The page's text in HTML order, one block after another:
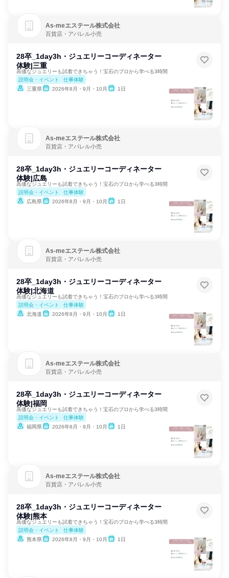
As‐meエステール株式会社
百貨店・アパレル小売
28卒_1day3h・ジュエリーコーディネーター
体験|三重
高価なジュエリーも試着できちゃう！宝石のプロから学べる3時間
説明会・イベント
仕事体験
三重県
2026年8月・9月・10月 1日
As‐meエステール株式会社
百貨店・アパレル小売
28卒_1day3h・ジュエリーコーディネーター
体験|広島
高価なジュエリーも試着できちゃう！宝石のプロから学べる3時間
説明会・イベント
仕事体験
広島県
2026年8月・9月・10月 1日
As‐meエステール株式会社
百貨店・アパレル小売
28卒_1day3h・ジュエリーコーディネーター
体験|北海道
高価なジュエリーも試着できちゃう！宝石のプロから学べる3時間
説明会・イベント
仕事体験
北海道
2026年8月・9月・10月 1日
As‐meエステール株式会社
百貨店・アパレル小売
28卒_1day3h・ジュエリーコーディネーター
体験|福岡
高価なジュエリーも試着できちゃう！宝石のプロから学べる3時間
説明会・イベント
仕事体験
福岡県
2026年8月・9月・10月 1日
As‐meエステール株式会社
百貨店・アパレル小売
28卒_1day3h・ジュエリーコーディネーター
体験|熊本
高価なジュエリーも試着できちゃう！宝石のプロから学べる3時間
説明会・イベント
仕事体験
熊本県
2026年8月・9月・10月 1日